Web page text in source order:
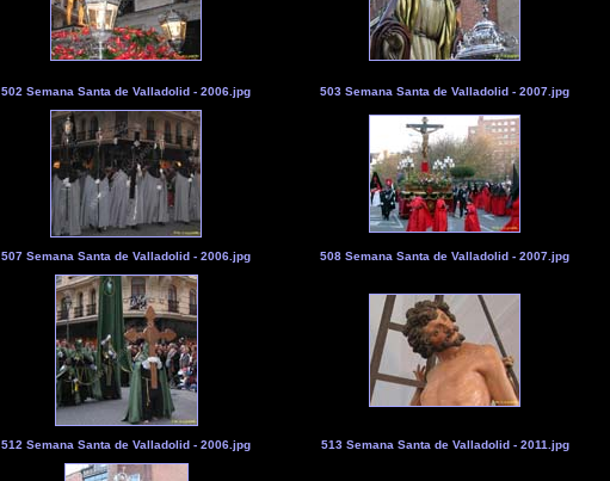
502 Semana Santa de Valladolid - 2006.jpg 503 Semana Santa de Valladolid - 2007.jpg
507 Semana Santa de Valladolid - 2006.jpg 508 Semana Santa de Valladolid - 2007.jpg
512 Semana Santa de Valladolid - 2006.jpg 513 Semana Santa de Valladolid - 2011.jpg